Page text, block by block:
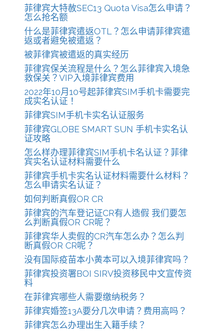
菲律宾大特赦SEC13 Quota Visa怎么申请？
怎么抢名额
什么是菲律宾遣返OTL？怎么申请菲律宾遣
返或者避免被遣返？
被菲律宾被遣返的真实经历
菲律宾保关流程是什么？怎么菲律宾入境急
救保关？VIP入境菲律宾费用
2022年10月10号起菲律宾SIM手机卡需要完
成实名认证！
菲律宾SIM手机卡实名认证服务
菲律宾GLOBE SMART SUN 手机卡实名认
证攻略
怎么样办理菲律宾SIM手机卡名认证？菲律
宾实名认证材料需要什么
菲律宾手机卡实名认证材料需要什么材料？
怎么申请实名认证？
如何判断真假OR CR
菲律宾的汽车登记证CR有人造假 我们要怎
么判断真假OR CR呢？
菲律宾华人卖假的CR汽车怎么办？怎么判
断真假OR CR呢？
没有国际疫苗本小黄本可以入境菲律宾吗？
菲律宾投资署BOI SIRV投资移民中文宣传资
料
在菲律宾哪些人需要缴纳税务？
菲律宾婚签13A要分几次申请？费用高吗？
菲律宾怎么办理出生入籍手续？